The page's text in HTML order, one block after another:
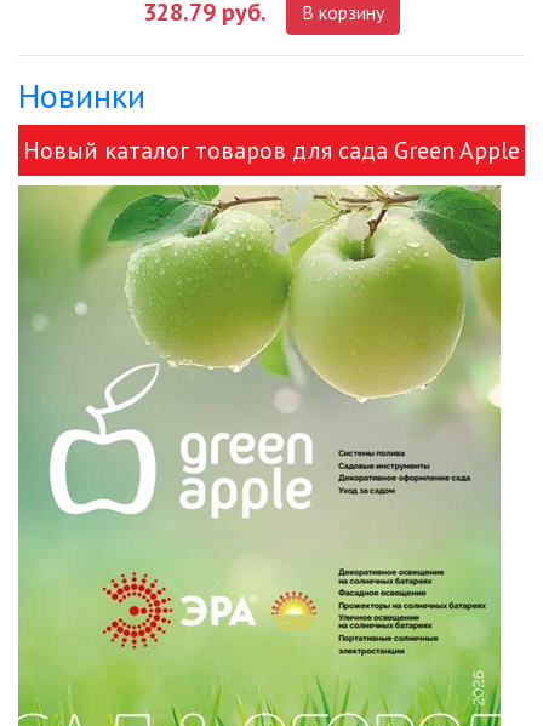
ДЕКОРАТИВНЫЕ СВЕТИЛЬНИКИ
ИЗОЛЯЦИОННАЯ ЛЕНТА
ИНФРАКРАСНЫЕ ЛАМПЫ
ИСТОЧНИКИ СВЕТА
КАБЕЛЕНЕСУЩИЕ СИСТЕМЫ
КАБЕЛЬ
КЛЕЙКИЕ ЛЕНТЫ
ЛИНЕЙНЫЕ СВЕТОДИОДНЫЕ
СВЕТИЛЬНИКИ
ЛЮСТРЫ
328.79 руб. В корзину
Новинки
Новый каталог товаров для сада Green Apple
и ЭРА!